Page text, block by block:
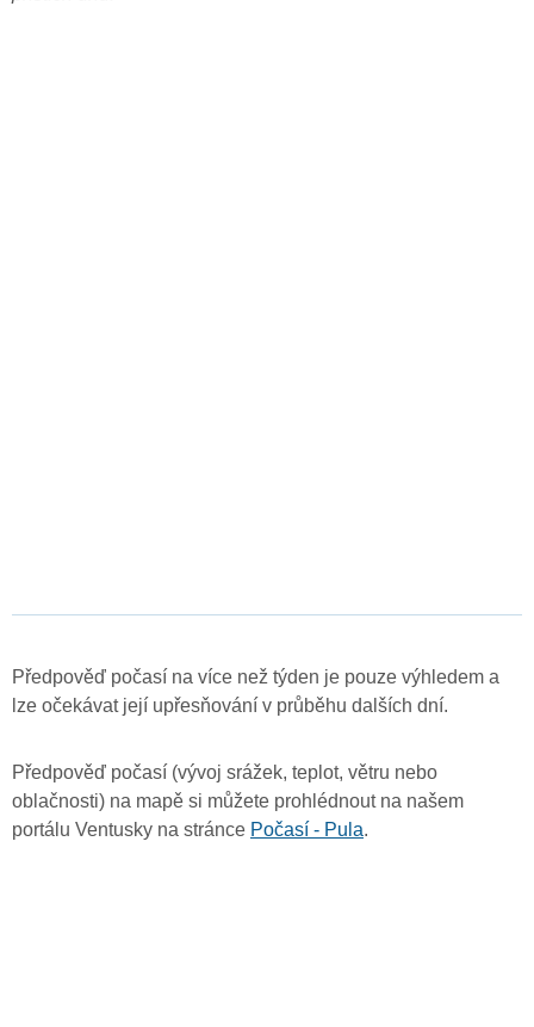
Předpověď počasí na více než týden je pouze výhledem a
lze očekávat její upřesňování v průběhu dalších dní.
Předpověď počasí (vývoj srážek, teplot, větru nebo
oblačnosti) na mapě si můžete prohlédnout na našem
portálu Ventusky na stránce Počasí - Pula.